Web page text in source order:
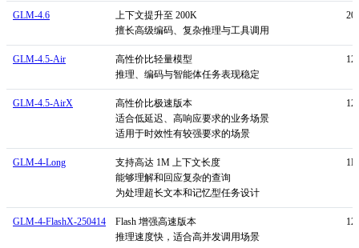
GLM-4.6
上下文提升至 200K
擅长高级编码、复杂推理与工具调用
GLM-4.5-Air
高性价比轻量模型
推理、编码与智能体任务表现稳定
GLM-4.5-AirX
高性价比极速版本
适合低延迟、高响应要求的业务场景
适用于时效性有较强要求的场景
GLM-4-Long
支持高达 1M 上下文长度
能够理解和回应复杂的查询
为处理超长文本和记忆型任务设计
1M
GLM-4-FlashX-250414
Flash 增强高速版本
推理速度快，适合高并发调用场景